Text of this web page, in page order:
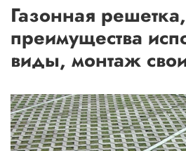
Газонная решетка,
преимущества
виды, монтаж